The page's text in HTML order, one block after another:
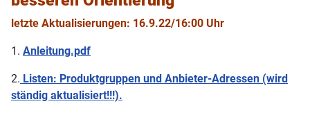
letzte Aktualisierungen: 16.9.22/16:00 Uhr
1. Anleitung.pdf
2. Listen: Produktgruppen und Anbieter-Adressen (wird
ständig aktualisiert!!!).